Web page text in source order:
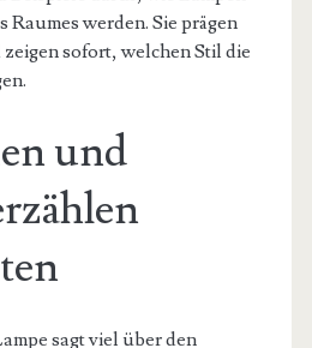
Raumes werden. Sie prägen
sofort, welchen Stil die
und
sagt viel über den